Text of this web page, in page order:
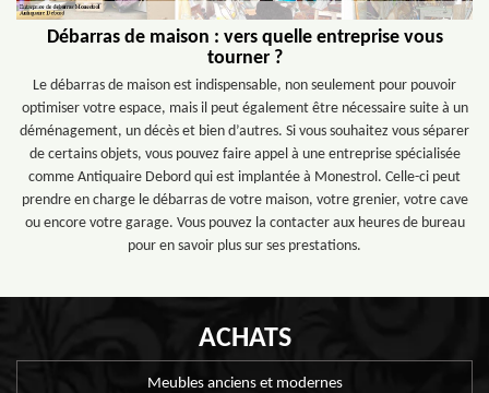
Débarras de maison : vers quelle entreprise vous
tourner ?
Le débarras de maison est indispensable, non seulement pour pouvoir
optimiser votre espace, mais il peut également être nécessaire suite à un
déménagement, un décès et bien d’autres. Si vous souhaitez vous séparer
de certains objets, vous pouvez faire appel à une entreprise spécialisée
comme Antiquaire Debord qui est implantée à Monestrol. Celle-ci peut
prendre en charge le débarras de votre maison, votre grenier, votre cave
ou encore votre garage. Vous pouvez la contacter aux heures de bureau
pour en savoir plus sur ses prestations.
ACHATS
Meubles anciens et modernes